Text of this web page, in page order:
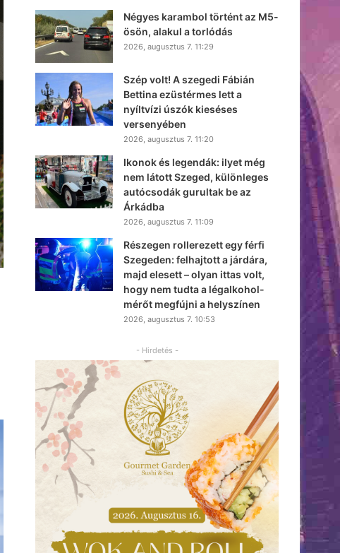
Négyes karambol történt az M5-
ösön, alakul a torlódás
2026, augusztus 7. 11:29
Szép volt! A szegedi Fábián
Bettina ezüstérmes lett a
nyíltvízi úszók kieséses
versenyében
2026, augusztus 7. 11:20
Ikonok és legendák: ilyet még
nem látott Szeged, különleges
autócsodák gurultak be az
Árkádba
2026, augusztus 7. 11:09
Részegen rollerezett egy férfi
Szegeden: felhajtott a járdára,
majd elesett – olyan ittas volt,
hogy nem tudta a légalkohol-
mérőt megfújni a helyszínen
2026, augusztus 7. 10:53
- Hirdetés -